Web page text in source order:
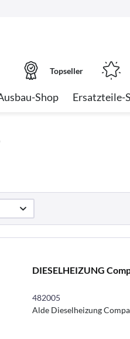
Topseller
Shop Ersatzteile-
DIESELHEIZUNG
482005
Alde Dieselheizung